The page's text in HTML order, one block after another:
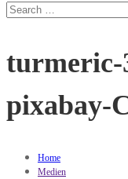
Search
for:
turmeric-
pixabay-
Home
Medien